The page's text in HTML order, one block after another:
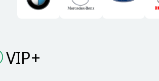
VIP+